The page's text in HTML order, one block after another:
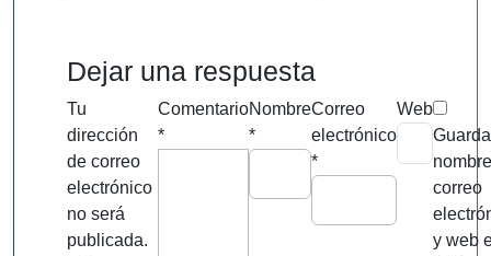
Dejar una respuesta
Tu
dirección
de correo
electrónico
no será
publicada.
Comentario
*
Nombre
*
Correo
electrónico
*
Web
correo
y web